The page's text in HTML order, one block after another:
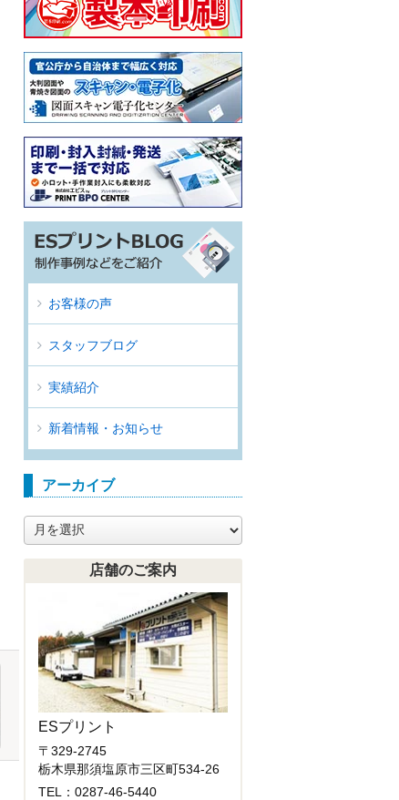
お客様の声
スタッフブログ
実績紹介
新着情報・お知らせ
アーカイブ
ー
カ
店舗のご案内
ESプリント
〒329-2745
栃木県那須塩原市三区町534-26
TEL： 0287-46-5440